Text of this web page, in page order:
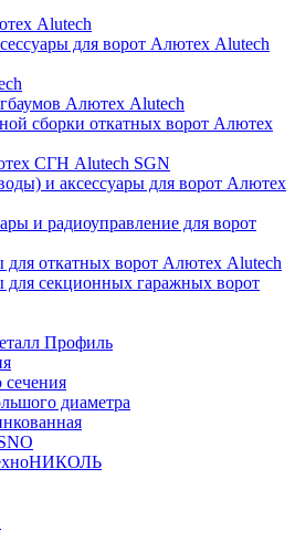
Alutech
для ворот Алютех Alutech
Алютех Alutech
сборки откатных ворот Алютех
СГН Alutech SGN
и аксессуары для ворот Алютех
и радиоуправление для ворот
для откатных ворот Алютех Alutech
для секционных гаражных ворот
Профиль
сечения
диаметра